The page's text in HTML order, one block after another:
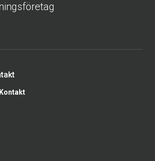
Kontakt